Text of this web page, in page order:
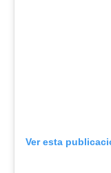
Ver esta